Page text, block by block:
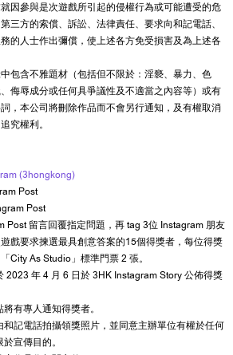
因參與是次遊戲所引起的侵權行為或可能遭受的危
三方的索償、訴訟、法律責任、要求向和記電話、
的人士作出彌償，使上述各方免受損害及為上述各
包含不雅題材（包括但不限於：淫褻、暴力、色
侮辱成分或任何具爭議性及不適當之內容等）或有
，本公司將刪除作品而不會另行通知，及有權取消
究權利。
(3hongkong)
Post
Post
Post 留言回覆指定問題，再 tag 3位 Instagram 朋友
戲要求揀選最具創意答案的15個得獎者，每位得獎
City As Studio」標準門票 2 張。
2023 年 4 月 6 日於 3HK Instagram Story 公佈得獎
有專人通知得獎者。
和記電話拍攝領獎照片，並同意主辦單位有權於任何
宣傳目的。